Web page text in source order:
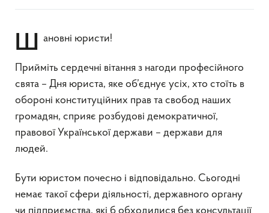
Шановні юристи!
Прийміть сердечні вітання з нагоди професійного
свята – Дня юриста, яке об’єднує усіх, хто стоїть в
обороні конституційних прав та свобод наших
громадян, сприяє розбудові демократичної,
правової Української держави – держави для
людей.
Бути юристом почесно і відповідально. Сьогодні
немає такої сфери діяльності, державного органу